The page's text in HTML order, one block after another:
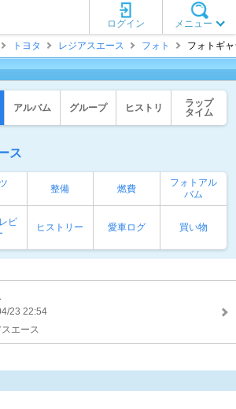
メニュー
ログイン
トヨタ レジアスエース フォト フォトギ
アルバム グループ ヒストリ
ラップ
タイム
ス
整備 燃費
フォトアル
バム
ビ
ヒストリー 愛車ログ 買い物
23 22:54
スエース